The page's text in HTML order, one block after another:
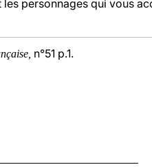
personnages qui vous
n°51 p.1.